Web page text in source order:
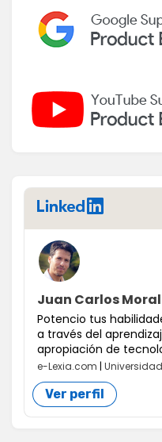
LinkedIn
Juan Carlos
Potencio tus
a través del
apropiación de
e-Lexia.com |
Ver perfil